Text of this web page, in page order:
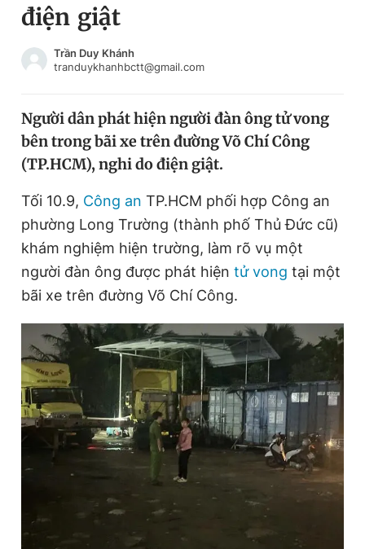
Chuyên mục khác
Chào ngày mới
Video Magazine
Sản phẩm khác
Tiện ích Bạn cần biết
Thông tin tòa soạn Liên hệ quảng cáo
Đọc Thanh Niên trên điện thoại
Theo dõi báo trên
Tin đã xem
Đăng xuất
điện giật
Trần Duy Khánh
tranduykhanhbctt@gmail.com
Người dân phát hiện người đàn ông tử vong
bên trong bãi xe trên đường Võ Chí Công
(TP.HCM), nghi do điện giật.
Tối 10.9, Công an TP.HCM phối hợp Công an
phường Long Trường (thành phố Thủ Đức cũ)
khám nghiệm hiện trường, làm rõ vụ một
người đàn ông được phát hiện tử vong tại một
bãi xe trên đường Võ Chí Công.